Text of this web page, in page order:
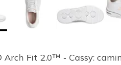
Arch Fit 2.0™ - Cassy: